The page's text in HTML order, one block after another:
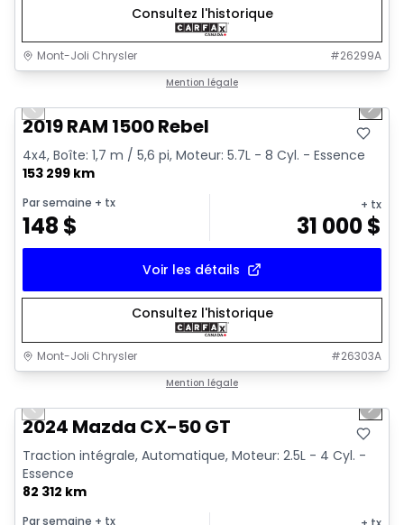
Consultez l'historique
Mont-Joli Chrysler #26299A
Mention légale
Vidéo disponible
Previous slide Next
2019 RAM 1500 Rebel
4x4, Boîte: 1,7 m / 5,6 pi, Moteur: 5.7L - 8 Cyl. - Essence
153 299 km
Par semaine + tx
148 $
+ tx
31 000$
Voir les détails
Consultez l'historique
Mont-Joli Chrysler #26303A
Mention légale
Vidéo disponible
Previous slide Next
2024 Mazda CX-50 GT
Traction intégrale, Automatique, Moteur: 2.5L - 4 Cyl. -
Essence
82 312 km
Par semaine + tx